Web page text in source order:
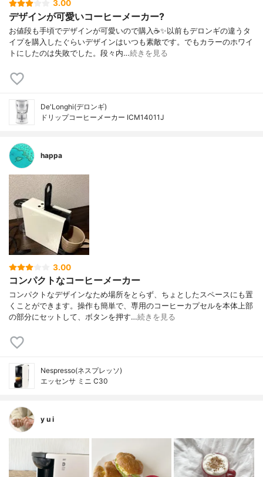
3.00
デザインが可愛いコーヒーメーカー?
お値段も手頃でデザインが可愛いので購入☕️✨以前もデロンギの違うタ
イプを購入したぐらいデザインはいつも素敵です。でもカラーのホワイ
トにしたのは失敗でした。段々内…続きを見る
De'Longhi(デロンギ)
ドリップコーヒーメーカー ICM14011J
happa
3.00
コンパクトなコーヒーメーカー
コンパクトなデザインなため場所をとらず、ちょとしたスペースにも置
くことができます。操作も簡単で、専用のコーヒーカプセルを本体上部
の部分にセットして、ボタンを押す…続きを見る
Nespresso(ネスプレッソ)
エッセンサ ミニ C30
y u i